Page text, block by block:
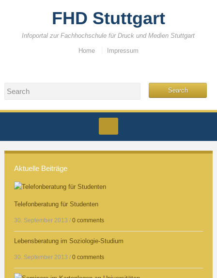
FHD Stuttgart
Infoportal zur Fachhochschule für Druck und Medien Stuttgart
Home Impressum
Aktuelle Beiträge
Telefonberatung für Studenten
30. September 2013 / 0 comments
Lebensberatung im Soziologie-Studium
30. September 2013 / 0 comments